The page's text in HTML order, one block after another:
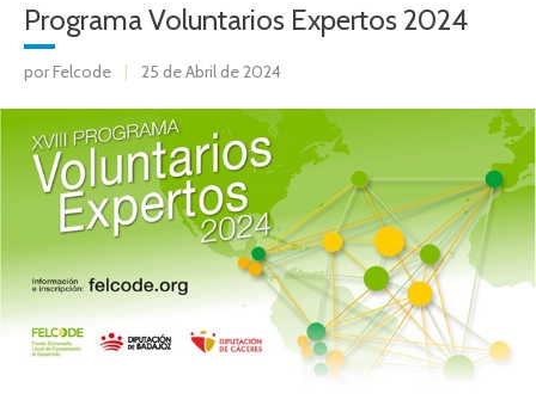
Programa Voluntarios Expertos 2024
por Felcode | 25 de Abril de 2024